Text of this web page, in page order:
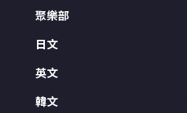
聚樂部
日文
英文
韓文